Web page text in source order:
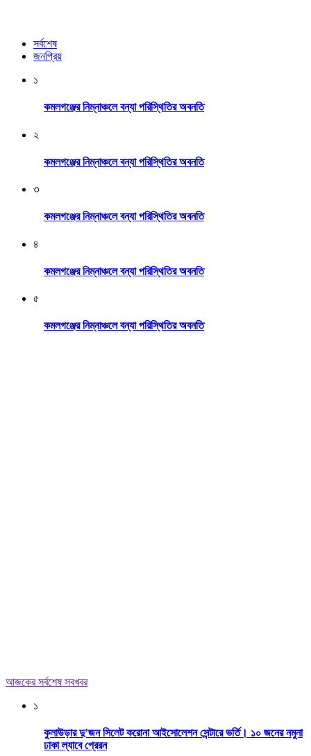
সর্বশেষ
জনপ্রিয়
১
কমলগঞ্জের নিম্নাঞ্চলে বন্যা পরিস্থিতির অবনতি
২
কমলগঞ্জের নিম্নাঞ্চলে বন্যা পরিস্থিতির অবনতি
৩
কমলগঞ্জের নিম্নাঞ্চলে বন্যা পরিস্থিতির অবনতি
৪
কমলগঞ্জের নিম্নাঞ্চলে বন্যা পরিস্থিতির অবনতি
৫
কমলগঞ্জের নিম্নাঞ্চলে বন্যা পরিস্থিতির অবনতি
আজকের সর্বশেষ সবখবর
১
কুলাউড়ার দু’জন সিলেট করোনা আইসোলেশন সেন্টারে ভর্তি। ১০ জনের নমুনা
ঢাকা ল্যাবে প্রেরন